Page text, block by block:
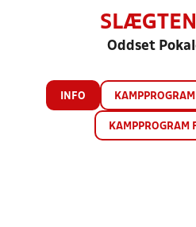
Oddset
INFO KAMPPROGRAM
KAMPPROGRAM